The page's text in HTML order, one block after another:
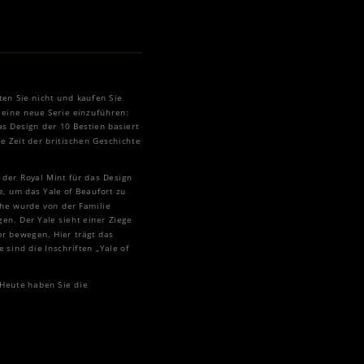
Sie nicht und kaufen Sie
neue Serie einzuführen:
Design der 10 Bestien basiert
Zeit der britischen Geschichte
Royal Mint für das Design
um das Yale of Beaufort zu
wurde von der Familie
Der Yale sieht einer Ziege
bewegen. Hier trägt das
sind die Inschriften „Yale of
haben Sie die